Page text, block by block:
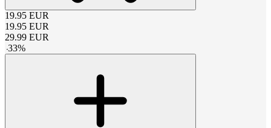
19.95 EUR
19.95 EUR
29.99 EUR
-33%